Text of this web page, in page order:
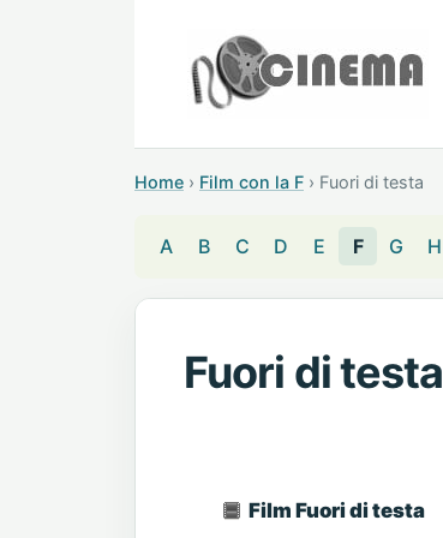
Home › Film con la F › Fuori di testa
A B C D E F G H
Fuori di testa
Film Fuori di testa